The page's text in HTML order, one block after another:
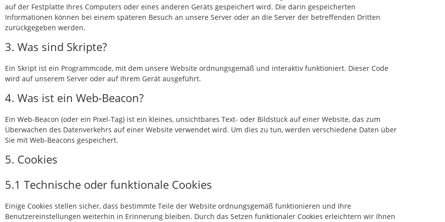
auf der Festplatte Ihres Computers oder eines anderen Geräts gespeichert wird. Die darin gespeicherten
Informationen können bei einem späteren Besuch an unsere Server oder an die Server der betreffenden Dritten
zurückgegeben werden.
3. Was sind Skripte?
Ein Skript ist ein Programmcode, mit dem unsere Website ordnungsgemäß und interaktiv funktioniert. Dieser Code
wird auf unserem Server oder auf Ihrem Gerät ausgeführt.
4. Was ist ein Web-Beacon?
Ein Web-Beacon (oder ein Pixel-Tag) ist ein kleines, unsichtbares Text- oder Bildstück auf einer Website, das zum
Überwachen des Datenverkehrs auf einer Website verwendet wird. Um dies zu tun, werden verschiedene Daten über
Sie mit Web-Beacons gespeichert.
5. Cookies
5.1 Technische oder funktionale Cookies
Einige Cookies stellen sicher, dass bestimmte Teile der Website ordnungsgemäß funktionieren und Ihre
Benutzereinstellungen weiterhin in Erinnerung bleiben. Durch das Setzen funktionaler Cookies erleichtern wir Ihnen